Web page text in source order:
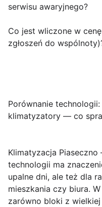
serwisu awaryjnego?
Co jest wliczone w
zgłoszeń do
Porównanie
klimatyzatory — co
Klimatyzacja Piaseczno
technologii ma
upalne dni, ale też dla
mieszkania czy biura.
zarówno bloki z